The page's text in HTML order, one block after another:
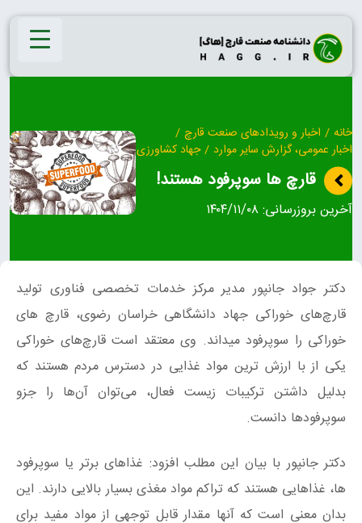
Skip
content
خانه / اخبار و رویدادهای صنعت قارچ /
اخبار عمومی، گزارش سایر موارد / جهاد کشاورزی
قارچ ها سوپرفود هستند!
آخرین بروزرسانی:۱۴۰۴/۱۱/۰۸
دکتر جواد جانپور مدیر مرکز خدمات تخصصی فناوری تولید
قارچ‌های خوراکی جهاد دانشگاهی خراسان رضوی، قارچ های
خوراکی را سوپرفود میداند. وی معتقد است قارچ‌های خوراکی
یکی از با ارزش ترین مواد غذایی در دسترس مردم هستند که
بدلیل داشتن ترکیبات زیست فعال، می‌توان آن‌ها را جزو
سوپرفودها دانست.
دکتر جانپور با بیان این مطلب افزود: غذاهای برتر یا سوپرفود
ها، غذاهایی هستند که تراکم مواد مغذی بسیار بالایی دارند. این
بدان معنی است که آنها مقدار قابل توجهی از مواد مفید برای